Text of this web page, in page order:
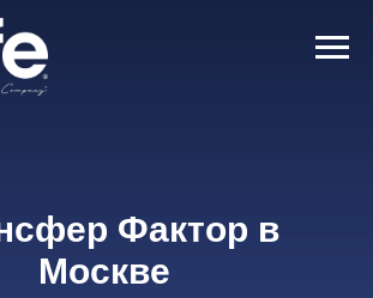
Фактор в
Москве